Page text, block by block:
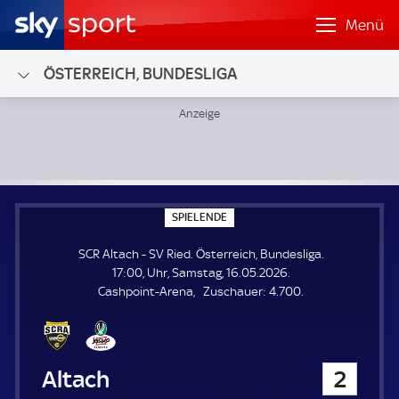
Menü
ÖSTERREICH, BUNDESLIGA
SPIELENDE
P
E
L
E
N
SCR Altach - SV Ried. Österreich, Bundesliga.
17:00, Uhr, Samstag, 16.05.2026.
Cashpoint-Arena
Zuschauer: Z
4.700.
SCR Altach 2